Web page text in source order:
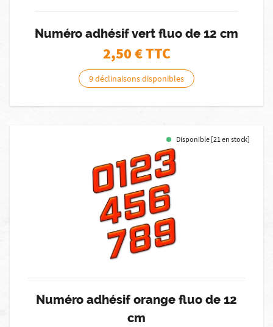
Numéro adhésif vert fluo de 12 cm
2,50€ TTC
9 déclinaisons disponibles
Disponible [21 en stock]
Numéro adhésif orange fluo de 12
cm